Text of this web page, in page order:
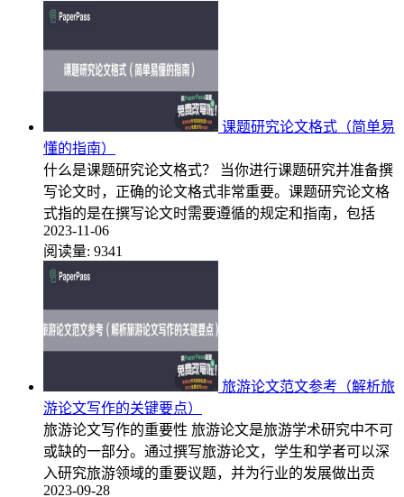
课题研究论文格式（简单易
懂的指南）
什么是课题研究论文格式？ 当你进行课题研究并准备撰
写论文时，正确的论文格式非常重要。课题研究论文格
式指的是在撰写论文时需要遵循的规定和指南，包括
2023-11-06
阅读量: 9341
旅游论文范文参考（解析旅
游论文写作的关键要点）
旅游论文写作的重要性 旅游论文是旅游学术研究中不可
或缺的一部分。通过撰写旅游论文，学生和学者可以深
入研究旅游领域的重要议题，并为行业的发展做出贡
2023-09-28